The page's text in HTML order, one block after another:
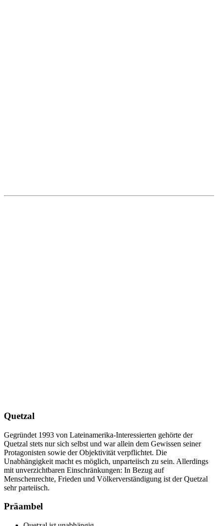
Quetzal
Gegründet 1993 von Lateinamerika-Interessierten gehörte der
Quetzal stets nur sich selbst und war allein dem Gewissen seiner
Protagonisten sowie der Objektivität verpflichtet. Die
Unabhängigkeit macht es möglich, unparteiisch zu sein. Allerdings
mit unverzichtbaren Einschränkungen: In Bezug auf
Menschenrechte, Frieden und Völkerverständigung ist der Quetzal
sehr parteiisch.
Präambel